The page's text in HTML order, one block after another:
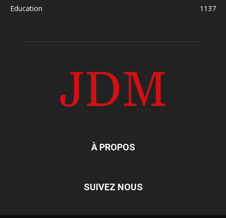
Education
1137
À PROPOS
SUIVEZ NOUS